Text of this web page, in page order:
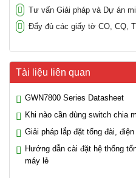
Tư vấn Giải pháp và Dự án
Đẩy đủ các giấy tờ CO, CQ,
Tài liệu liên quan
GWN7800 Series Datasheet
Khi nào cần dùng switch chia
Giải pháp lắp đặt tổng đài,
Hướng dẫn cài đặt hệ thống
máy lẻ